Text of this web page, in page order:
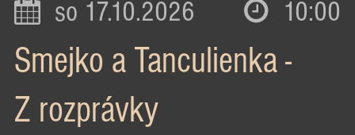
so 17.10.2026 10:00
Smejko a Tanculienka -
Z rozprávky